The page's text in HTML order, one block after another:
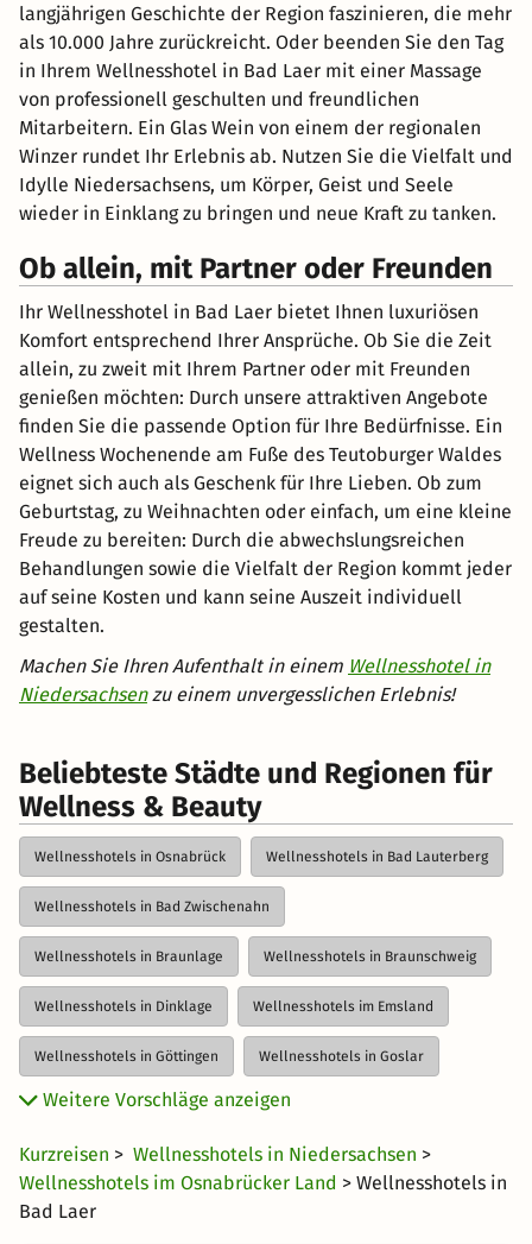
langjährigen Geschichte der Region faszinieren, die mehr
als 10.000 Jahre zurückreicht. Oder beenden Sie den Tag
in Ihrem Wellnesshotel in Bad Laer mit einer Massage
von professionell geschulten und freundlichen
Mitarbeitern. Ein Glas Wein von einem der regionalen
Winzer rundet Ihr Erlebnis ab. Nutzen Sie die Vielfalt und
Idylle Niedersachsens, um Körper, Geist und Seele
wieder in Einklang zu bringen und neue Kraft zu tanken.
Ob allein, mit Partner oder Freunden
Ihr Wellnesshotel in Bad Laer bietet Ihnen luxuriösen
Komfort entsprechend Ihrer Ansprüche. Ob Sie die Zeit
allein, zu zweit mit Ihrem Partner oder mit Freunden
genießen möchten: Durch unsere attraktiven Angebote
finden Sie die passende Option für Ihre Bedürfnisse. Ein
Wellness Wochenende am Fuße des Teutoburger Waldes
eignet sich auch als Geschenk für Ihre Lieben. Ob zum
Geburtstag, zu Weihnachten oder einfach, um eine kleine
Freude zu bereiten: Durch die abwechslungsreichen
Behandlungen sowie die Vielfalt der Region kommt jeder
auf seine Kosten und kann seine Auszeit individuell
gestalten.
Machen Sie Ihren Aufenthalt in einem Wellnesshotel in
Niedersachsenzu einem unvergesslichen Erlebnis!
Beliebteste Städte und Regionen für
Wellness & Beauty
Wellnesshotels in Osnabrück Wellnesshotels in Bad Lauterberg
Wellnesshotels in Bad Zwischenahn
Wellnesshotels in Braunlage Wellnesshotels in Braunschweig
Wellnesshotels in Dinklage Wellnesshotels im Emsland
Wellnesshotels in Göttingen Wellnesshotels in Goslar
Wellnesshotels in Hannover
Wellnesshotels in der Lüneburger Heide
Wellnesshotels an der Nordsee
Weitere Vorschläge anzeigen
Kurzreisen > Wellnesshotels in Niedersachsen >
Wellnesshotels im Osnabrücker Land > Wellnesshotels in
Bad Laer